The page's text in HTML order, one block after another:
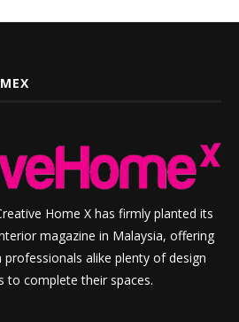
Home X has firmly planted its
magazine in Malaysia, offering
alike plenty of design
to complete their spaces.